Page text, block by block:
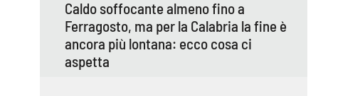
Caldo soffocante almeno fino a
Ferragosto, ma per la Calabria la fine è
ancora più lontana: ecco cosa ci
aspetta